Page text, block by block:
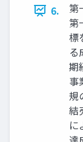
6.
第
第
標
る
期
事
規
結
に